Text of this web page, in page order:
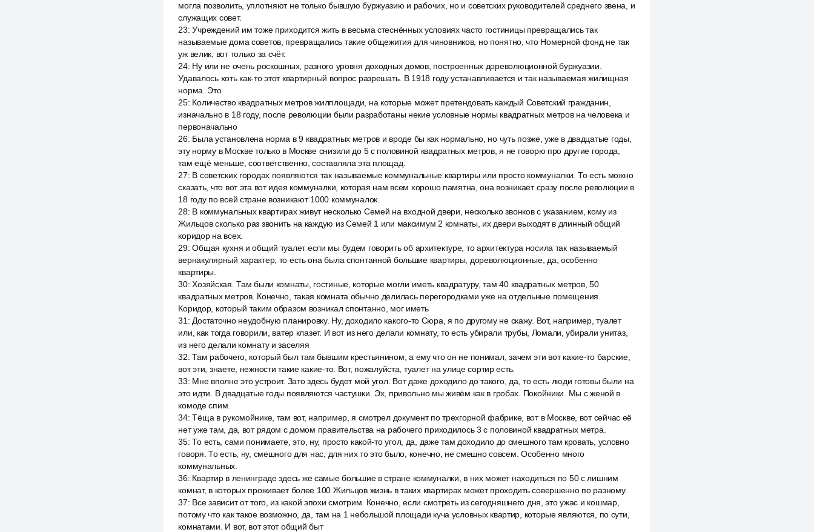
могла позволить, уплотняют не только бывшую буржуазию и рабочих, но и советских руководителей среднего звена, и
служащих совет.
23:Учреждений им тоже приходится жить в весьма стеснённых условиях часто гостиницы превращались так
называемые дома советов, превращались такие общежития для чиновников, но понятно, что Номерной фонд не так
уж велик, вот только за счёт.
24: Ну или не очень роскошных, разного уровня доходных домов, построенных дореволюционной буржуазии.
Удавалось хоть как-то этот квартирный вопрос разрешать. В 1918 году устанавливается и так называемая жилищная
норма. Это
25: Количество квадратных метров жилплощади, на которые может претендовать каждый Советский гражданин,
изначально в 18 году, после революции были разработаны некие условные нормы квадратных метров на человека и
первоначально
26: Была установлена норма в 9 квадратных метров и вроде бы как нормально, но чуть позже, уже в двадцатые годы,
эту норму в Москве только в Москве снизили до 5 с половиной квадратных метров, я не говорю про другие города,
там ещё меньше, соответственно, составляла эта площад.
27: В советских городах появляются так называемые коммунальные квартиры или просто коммуналки. То есть можно
сказать, что вот эта вот идея коммуналки, которая нам всем хорошо памятна, она возникает сразу после революции в
18 году по всей стране возникают 1000 коммуналок.
28: В коммунальных квартирах живут несколько Семей на входной двери, несколько звонков с указанием, кому из
Жильцов сколько раз звонить на каждую из Семей 1 или максимум 2 комнаты, их двери выходят в длинный общий
коридор на всех.
29:Общая кухня и общий туалет если мы будем говорить об архитектуре, то архитектура носила так называемый
вернакулярный характер, то есть она была спонтанной большие квартиры, дореволюционные, да, особенно
квартиры.
30:Хозяйская. Там были комнаты, гостиные, которые могли иметь квадратуру, там 40 квадратных метров, 50
квадратных метров. Конечно, такая комната обычно делилась перегородками уже на отдельные помещения.
Коридор, который таким образом возникал спонтанно, мог иметь
31 : Достаточно неудобную планировку. Ну, доходило какого-то Сюра, я по другому не скажу. Вот, например, туалет
или, как тогда говорили, ватер клазет. И вот из него делали комнату, то есть убирали трубы, Ломали, убирали унитаз,
из него делали комнату и заселяя
32:Там рабочего, который был там бывшим крестьянином, а ему что он не понимал, зачем эти вот какие-то барские,
вот эти, знаете, нежности такие какие-то. Вот, пожалуйста, туалет на улице сортир есть.
33: Мне вполне это устроит. Зато здесь будет мой угол. Вот даже доходило до такого, да, то есть люди готовы были на
это идти. В двадцатые годы появляются частушки. Эх, привольно мы живём как в гробах. Покойники. Мы с женой в
комоде спим.
34:Тёща в рукомойнике, там вот, например, я смотрел документ по трехгорной фабрике, вот в Москве, вот сейчас её
нет уже там, да, вот рядом с домом правительства на рабочего приходилось 3 с половиной квадратных метра.
35:То есть, сами понимаете, это, ну, просто какой-то угол, да, даже там доходило до смешного там кровать, условно
говоря. То есть, ну, смешного для нас, для них то это было, конечно, не смешно совсем. Особенно много
коммунальных.
36: Квартир в ленинграде здесь же самые большие в стране коммуналки, в них может находиться по 50 с лишним
комнат, в которых проживает более 100 Жильцов жизнь в таких квартирах может проходить совершенно по разному.
37: Все зависит от того, из какой эпохи смотрим. Конечно, если смотреть из сегодняшнего дня, это ужас и кошмар,
потому что как такое возможно, да, там на 1 небольшой площади куча условных квартир, которые являются, по сути,
комнатами. И вот, вот этот общий быт